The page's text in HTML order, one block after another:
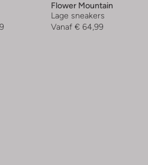
Flower Mountain
Lage sneakers
Vanaf € 64,99